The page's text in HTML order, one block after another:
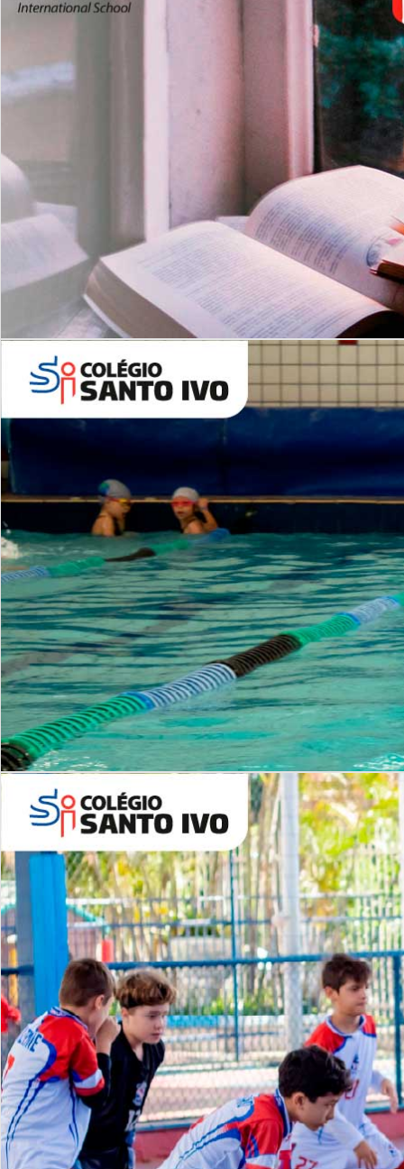
Leituras Literárias
Período Integral | Saiba mais
es
Com imersão Bilingue - Anos
Finais
6º AO 9º ANO FUNDAMENTAL
Inglês: Turmas Reduzidas
(Proficiência)
ALUNOS NOVOS
Entre em Contato
INSTITUCIONAL
Lista de vídeos
NOSSOCANAL